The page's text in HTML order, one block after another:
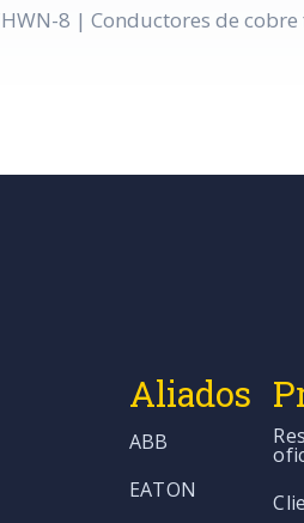
8 | Conductores de
Aliados
ABB
EATON